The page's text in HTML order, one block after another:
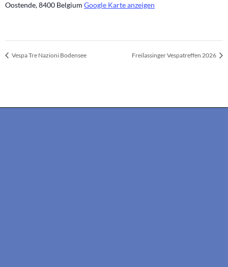
Oostende,8400 Belgium Google Karte anzeigen
Vespa Tre Nazioni Bodensee Freilassinger Vespatreffen 2026